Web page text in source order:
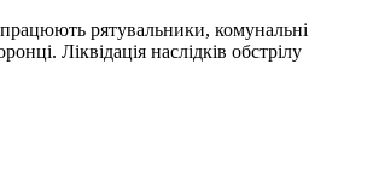
рятувальники, комунальні
Ліквідація наслідків обстрілу